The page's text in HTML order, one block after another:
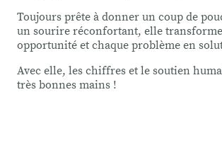
Toujours prête à donner un coup de
un sourire réconfortant, elle
opportunité et chaque problème en
Avec elle, les chiffres et le soutien
très bonnes mains !